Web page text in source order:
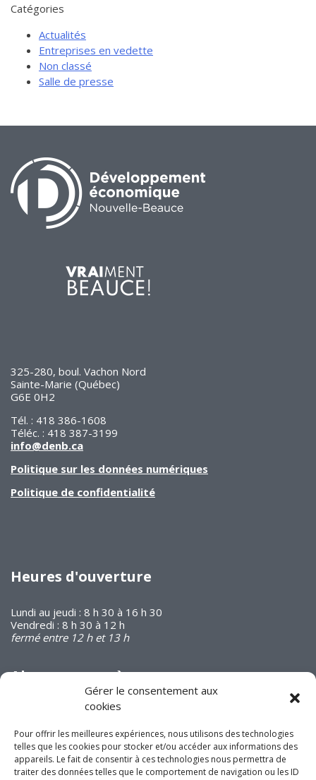
Gérer le consentement aux
cookies
Pour offrir les meilleures expériences, nous utilisons des technologies
telles que les cookies pour stocker et/ou accéder aux informations des
appareils. Le fait de consentir à ces technologies nous permettra de
traiter des données telles que le comportement de navigation ou les ID
Catégories
Actualités
Entreprises en vedette
Non classé
Salle de presse
325-280, boul. Vachon Nord
Sainte-Marie (Québec)
G6E 0H2
Tél. : 418 386-1608
Téléc. : 418 387-3199
info@denb.ca
Politique sur les données numériques
Politique de confidentialité
Heures d'ouverture
Lundi au jeudi : 8 h 30 à 16 h 30
Vendredi : 8 h 30 à 12 h
fermé entre 12 h et 13 h
Abonnez-vous à
notre infolettre